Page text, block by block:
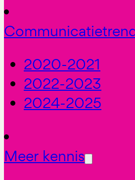
2020-2021
2022-2023
2024-2025
Meer kennis